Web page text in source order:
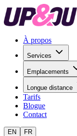
À propos
Services
Emplacements
Longue distance
Tarifs
Blogue
Contact
EN FR